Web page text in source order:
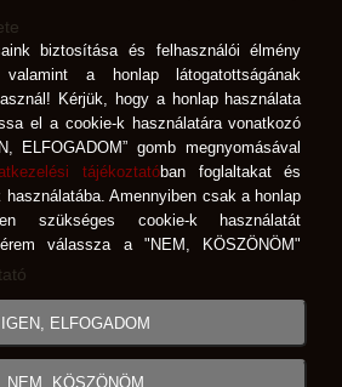
biztosítása és felhasználói élmény
a honlap látogatottságának
Kérjük, hogy a honlap használata
el a cookie-k használatára vonatkozó
ELFOGADOM” gomb megnyomásával
tájékoztatóban foglaltakat és
használatába. Amennyiben csak a honlap
szükséges cookie-k használatát
válassza a "NEM, KÖSZÖNÖM"
IGEN, ELFOGADOM
NEM, KÖSZÖNÖM